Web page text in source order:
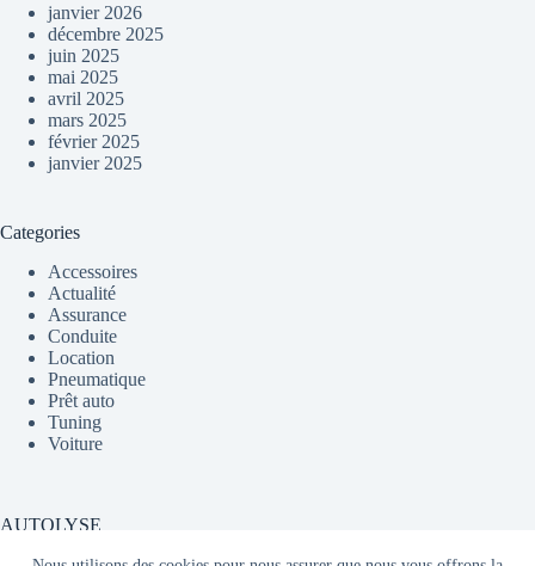
janvier 2026
décembre 2025
juin 2025
mai 2025
avril 2025
mars 2025
février 2025
janvier 2025
Categories
Accessoires
Actualité
Assurance
Conduite
Location
Pneumatique
Prêt auto
Tuning
Voiture
AUTOLYSE